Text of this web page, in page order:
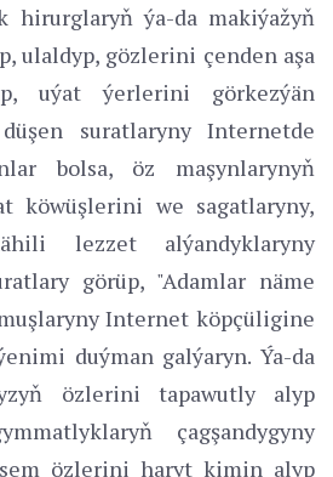
hirurglaryň ýa-da makiýažyň
ulaldyp, gözlerini çenden aşa
uýat ýerlerini görkezýän
suratlaryny Internetde
bolsa, öz maşynlarynyň
köwüşlerini we sagatlaryny,
lezzet alýandyklaryny
görüp, "Adamlar näme
Internet köpçüligine
duýman galýaryn. Ýa-da
özlerini tapawutly alyp
çagşandygyny
özlerini haryt kimin alyp